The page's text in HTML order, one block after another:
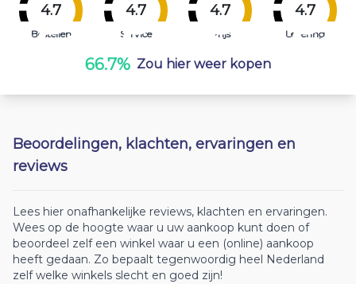
4.7
Bestellen
4.7
Service
4.7
Prijs
4.7
Levering
66.7% Zou hier weer kopen
Beoordelingen, klachten, ervaringen en
reviews
Lees hier onafhankelijke reviews, klachten en ervaringen.
Wees op de hoogte waar u uw aankoop kunt doen of
beoordeel zelf een winkel waar u een (online) aankoop
heeft gedaan. Zo bepaalt tegenwoordig heel Nederland
zelf welke winkels slecht en goed zijn!